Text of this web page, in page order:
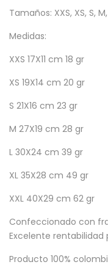
Tamaños: XXS, XS, S, M,
Medidas:
XXS 17X11 cm 18 gr
XS 19X14 cm 20 gr
S 21X16 cm 23 gr
M 27X19 cm 28 gr
L 30X24 cm 39 gr
XL 35X28 cm 49 gr
XXL 40X29 cm 62 gr
Confeccionado con
Excelente
Producto 100%